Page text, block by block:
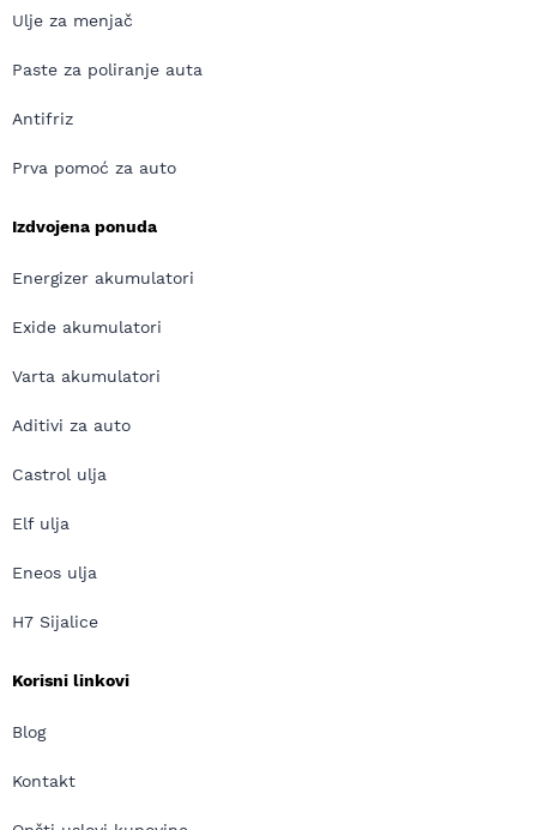
Ulje za menjač
Paste za poliranje auta
Antifriz
Prva pomoć za auto
Izdvojena ponuda
Energizer akumulatori
Exide akumulatori
Varta akumulatori
Aditivi za auto
Castrol ulja
Elf ulja
Eneos ulja
H7 Sijalice
Korisni linkovi
Blog
Kontakt